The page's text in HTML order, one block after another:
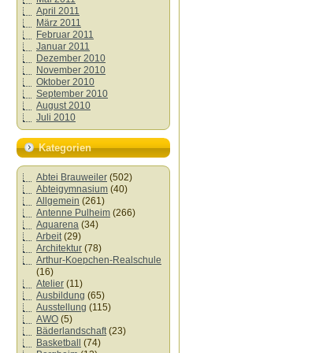
April 2011
März 2011
Februar 2011
Januar 2011
Dezember 2010
November 2010
Oktober 2010
September 2010
August 2010
Juli 2010
Kategorien
Abtei Brauweiler (502)
Abteigymnasium (40)
Allgemein (261)
Antenne Pulheim (266)
Aquarena (34)
Arbeit(29)
Architektur (78)
Arthur-Koepchen-Realschule
(16)
Atelier (11)
Ausbildung (65)
Ausstellung (115)
AWO (5)
Bäderlandschaft(23)
Basketball
(74)